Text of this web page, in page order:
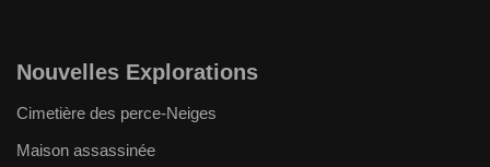
Nouvelles Explorations
Cimetière des perce-Neiges
Maison assassinée